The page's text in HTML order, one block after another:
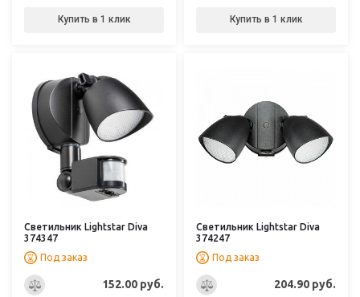
Купить в 1 клик Купить в 1 клик
Светильник Lightstar Diva
374347
Под заказ
152.00 руб.
Светильник Lightstar Diva
374247
Под заказ
204.90 руб.